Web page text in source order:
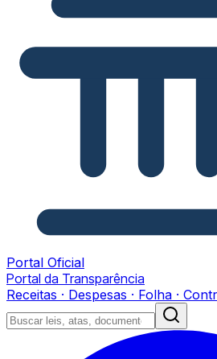
Portal Oficial
Portal da Transparência
Receitas · Despesas · Folha ·